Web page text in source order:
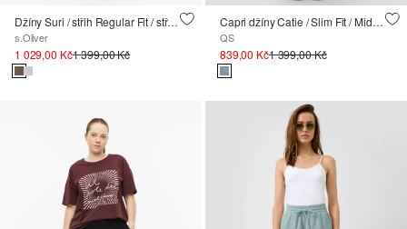
Džíny Suri / střih Regular Fit / středně vysoký pas
s.Oliver
1 029,00 Kč1 399,00 Kč
Capri džíny Catie / Slim Fit / Mid Rise
QS
839,00 Kč1 399,00 Kč